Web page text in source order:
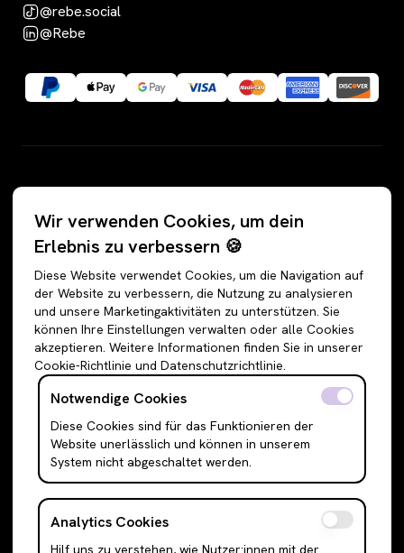
@rebe.social
@Rebe
Alle Angebote
Schuhe
Oberteile
Sweatshirts & Hoodies
Shirts & Blusen
T-Shirts
Cami Top & Ärmellos
Schulterfreie Oberteile
Boleros & Shrugs
Anzugwesten & Polunder
Langarm Oberteile
Hosen
Jogginghosen
Anzughosen
Shorts
Leggings
Mini Röcke
Midi Röcke
Kleider
Wir verwenden Cookies, um dein
Erlebnis zu verbessern 🍪
Diese Website verwendet Cookies, um die Navigation auf
der Website zu verbessern, die Nutzung zu analysieren
und unsere Marketingaktivitäten zu unterstützen. Sie
können Ihre Einstellungen verwalten oder alle Cookies
akzeptieren. Weitere Informationen finden Sie in unserer
Cookie-Richtlinie und Datenschutzrichtlinie.
Notwendige Cookies
Diese Cookies sind für das Funktionieren der
Website unerlässlich und können in unserem
System nicht abgeschaltet werden.
Analytics Cookies
Hilf uns zu verstehen, wie Nutzer:innen mit der